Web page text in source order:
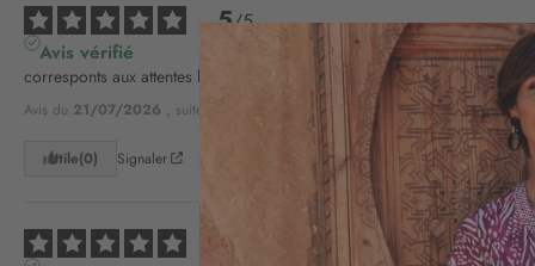
5/5
Avis vérifié
corresponts aux attentes bien
Avis du 21/07/2026 , suite à une expérience du 02/07/2026 parGeorgette
Utile(0) Signaler
5/